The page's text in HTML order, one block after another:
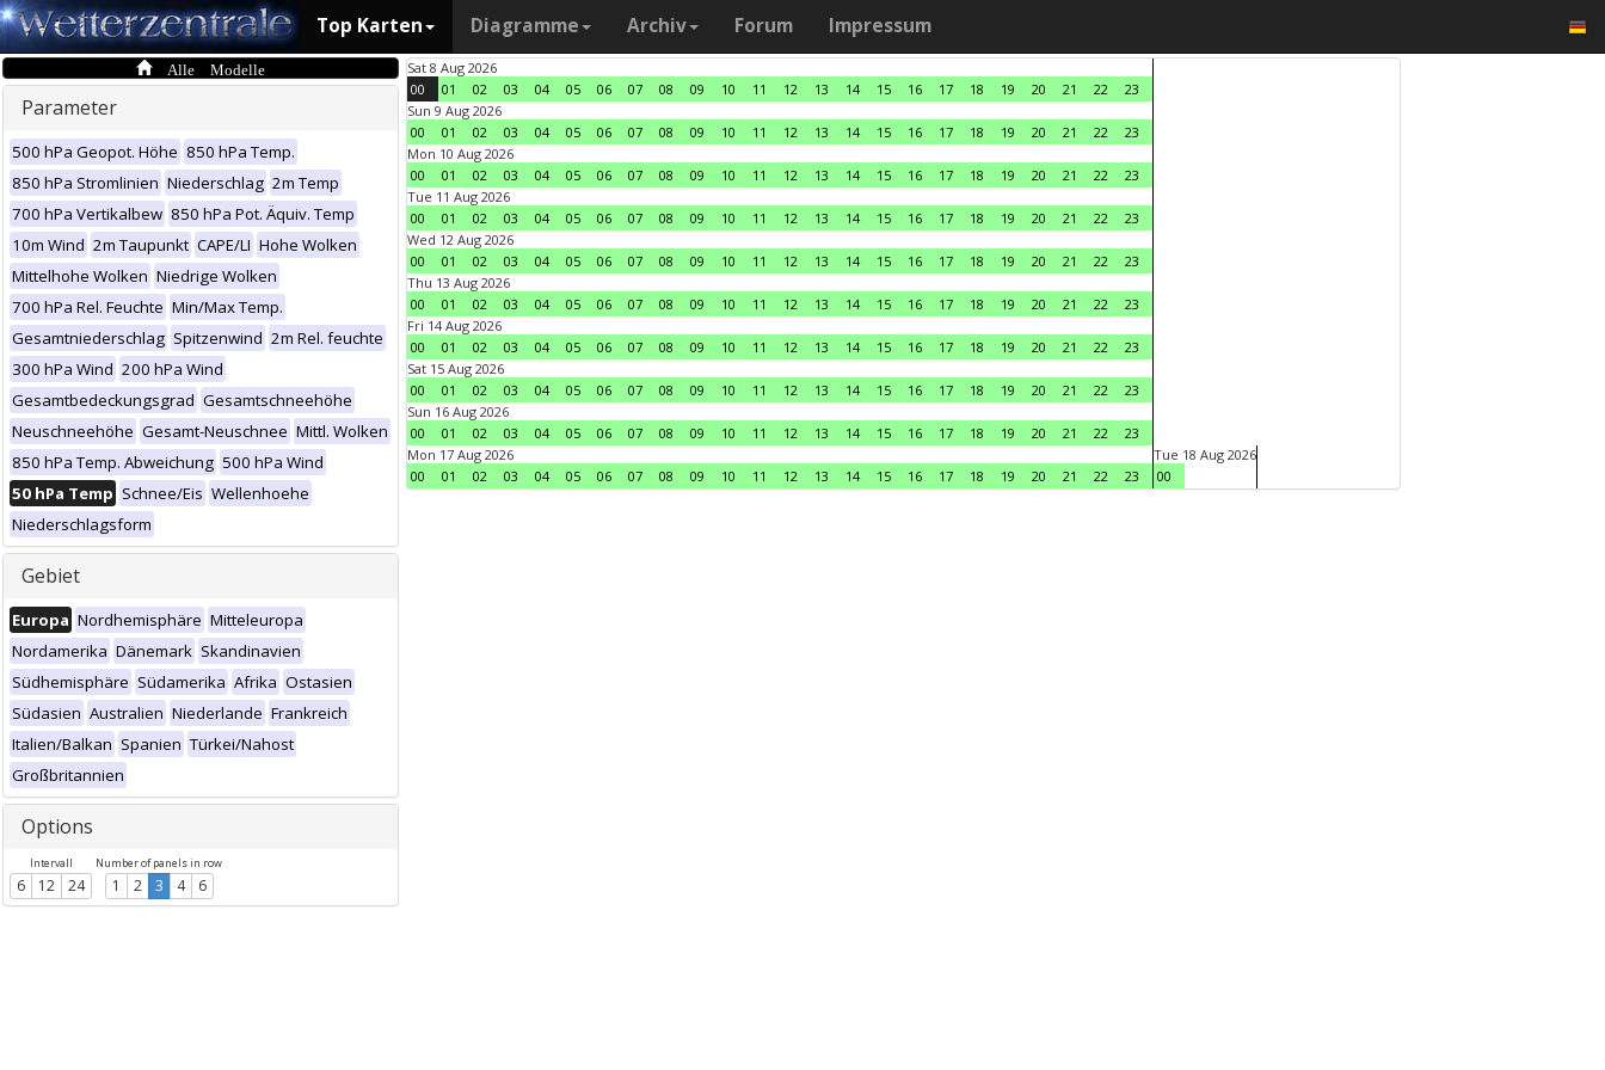
Top Karten Diagramme Archiv Forum Impressum
Alle Modelle
Parameter
500 hPa Geopot. Höhe 850 hPa Temp.
850 hPa Stromlinien Niederschlag 2m Temp
700 hPa Vertikalbew 850 hPa Pot. Äquiv. Temp
10m Wind 2m Taupunkt CAPE/LI Hohe Wolken
Mittelhohe Wolken Niedrige Wolken
700 hPa Rel. Feuchte Min/Max Temp.
Gesamtniederschlag Spitzenwind 2m Rel. feuchte
300 hPa Wind 200 hPa Wind
Gesamtbedeckungsgrad Gesamtschneehöhe
Neuschneehöhe Gesamt-Neuschnee Mittl. Wolken
850 hPa Temp. Abweichung 500 hPa Wind
50 hPa Temp Schnee/Eis Wellenhoehe
Niederschlagsform
Gebiet
Europa Nordhemisphäre Mitteleuropa
Nordamerika Dänemark Skandinavien
Südhemisphäre Südamerika Afrika Ostasien
Südasien Australien Niederlande Frankreich
Italien/Balkan Spanien Türkei/Nahost
Großbritannien
Options
Intervall
6 12 24
Number of panels in row
1 2 3 4 6
Sat 8 Aug 2026
00
01 02 03 04 05 06 07 08 09 10 11 12 13 14 15 16 17 18 19 20 21 22
23
Sun 9 Aug 2026
00
01 02 03 04 05 06 07 08 09 10 11 12 13 14 15 16 17 18 19 20 21 22
23
Mon 10 Aug 2026
00
01 02 03 04 05 06 07 08 09 10 11 12 13 14 15 16 17 18 19 20 21 22
23
Tue 11 Aug 2026
00
01 02 03 04 05 06 07 08 09 10 11 12 13 14 15 16 17 18 19 20 21 22
23
Wed 12 Aug 2026
00
01 02 03 04 05 06 07 08 09 10 11 12 13 14 15 16 17 18 19 20 21 22
23
Thu 13 Aug 2026
00
01 02 03 04 05 06 07 08 09 10 11 12 13 14 15 16 17 18 19 20 21 22
23
Fri 14 Aug 2026
00
01 02 03 04 05 06 07 08 09 10 11 12 13 14 15 16 17 18 19 20 21 22
23
Sat 15 Aug 2026
00
01 02 03 04 05 06 07 08 09 10 11 12 13 14 15 16 17 18 19 20 21 22
23
Sun 16 Aug 2026
00
01 02 03 04 05 06 07 08 09 10 11 12 13 14 15 16 17 18 19 20 21 22
23
Mon 17 Aug 2026
00
01 02 03 04 05 06 07 08 09 10 11 12 13 14 15 16 17 18 19 20 21 22 23
Tue 18 Aug 2026
00